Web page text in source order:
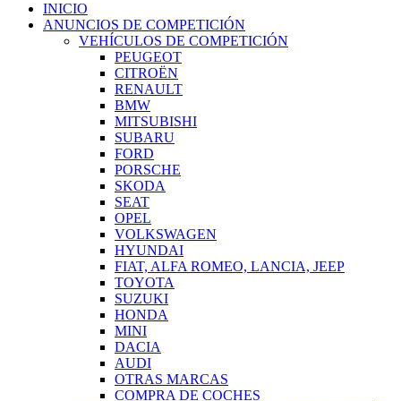
INICIO
ANUNCIOS DE COMPETICIÓN
VEHÍCULOS DE COMPETICIÓN
PEUGEOT
CITROËN
RENAULT
BMW
MITSUBISHI
SUBARU
FORD
PORSCHE
SKODA
SEAT
OPEL
VOLKSWAGEN
HYUNDAI
FIAT, ALFA ROMEO, LANCIA, JEEP
TOYOTA
SUZUKI
HONDA
MINI
DACIA
AUDI
OTRAS MARCAS
COMPRA DE COCHES